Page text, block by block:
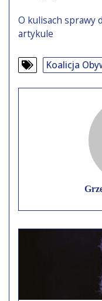
O kulisach sprawy
artykule
Koalicja